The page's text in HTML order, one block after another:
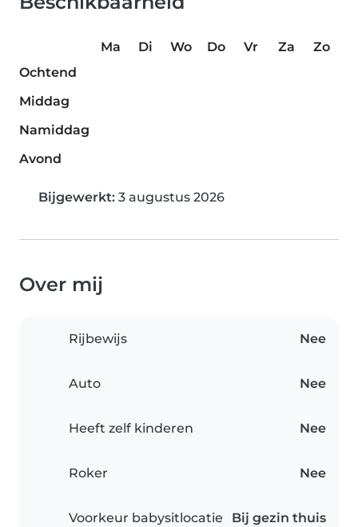
Ma Di Wo Do Vr Za
Zo
Ochtend
Middag
Namiddag
Avond
Bijgewerkt: 3 augustus 2026
Over mij
Rijbewijs Nee
Auto Nee
Heeft zelf kinderen Nee
Roker Nee
Voorkeur babysitlocatie Bij gezin thuis